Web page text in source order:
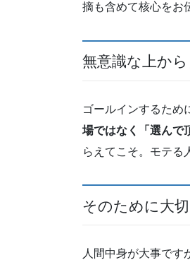
摘も含めて核心をお
無意識な上か
ゴールインするため
場ではなく「選んで
らえてこそ。モテる
そのために大
人間中身が大事です